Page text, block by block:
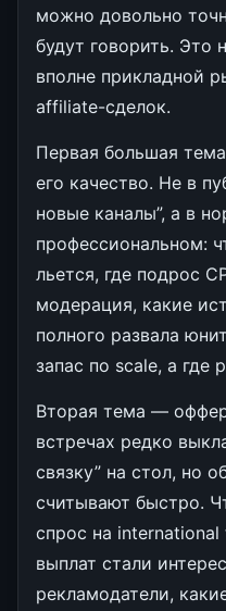
можно довольно
будут говорить. Это
вполне прикладной
affiliate-сделок.
Первая большая
его качество. Не в
новые каналы”, а в
профессиональном:
льется, где подрос
модерация, какие
полного развала
запас по scale, а где
Вторая тема —
встречах редко
связку” на стол, но
считывают быстро.
спрос на
выплат стали
рекламодатели,